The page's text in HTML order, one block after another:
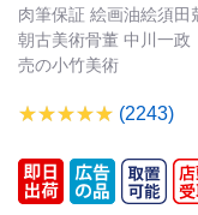
肉筆保証 絵画油絵須
朝古美術骨董 中川一政
売の小竹美術
(2243)